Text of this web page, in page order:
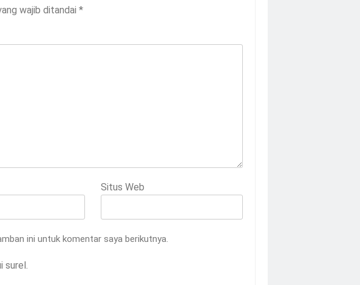
wajib ditandai *
Situs Web
ini untuk komentar saya berikutnya.
surel.